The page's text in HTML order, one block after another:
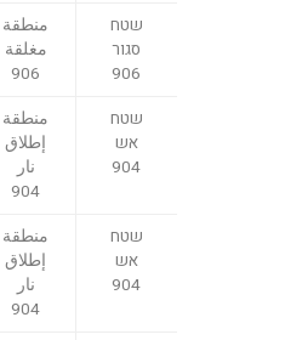
שטח
סגור
906
منطقة
مغلقة
906
שטח
אש
904
منطقة
إطلاق
نار
904
שטח
אש
904
منطقة
إطلاق
نار
904